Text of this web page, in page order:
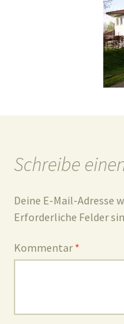
und
Schreibe
Deine E-Mail-Adresse
Erforderliche Felder
Kommentar *